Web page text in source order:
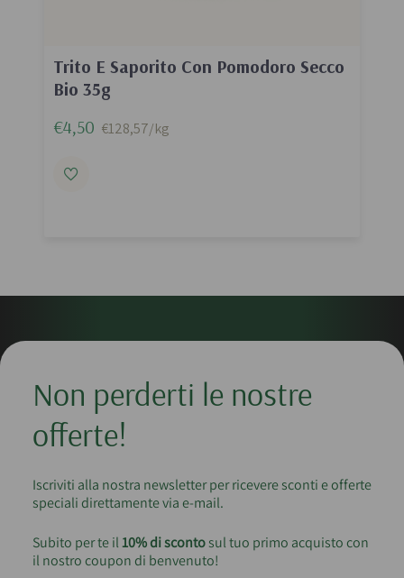
Trito E Saporito Con Pomodoro Secco
Bio 35g
€4,50 €128,57/kg
Non perderti le nostre
offerte!
Iscriviti alla nostra newsletter per ricevere sconti e offerte
speciali direttamente via e-mail.
Subito per te il10% di scontosul tuo primo acquisto con
il nostro coupon di benvenuto!